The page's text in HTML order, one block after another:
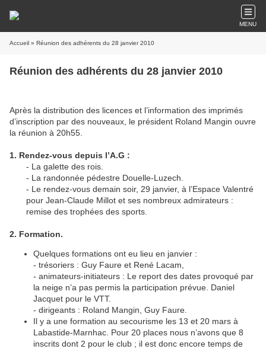
MENU
Accueil » Réunion des adhérents du 28 janvier 2010
Réunion des adhérents du 28 janvier 2010
Après la distribution des licences et l’information des imprimés
d’inscription par des nouveaux, le président Roland Mangin ouvre
la réunion à 20h55.
1. Rendez-vous depuis l’A.G :
- La galette des rois.
- La randonnée pédestre Douelle-Luzech.
- Le rendez-vous demain soir, 29 janvier, à l’Espace Valentré
pour Jean-Claude Millot et ses nombreux admirateurs :
remise des trophées des sports.
2. Formation.
Quelques formations ont eu lieu en janvier :
- trésoriers : Guy Faure et René Lacam,
- animateurs-initiateurs : Le report des dates provoqué par
la neige n’a pas permis la participation prévue. Daniel
Jacquet pour le VTT.
- dirigeants : Roland Mangin, Guy Faure.
Il y a une formation au secourisme les 13 et 20 mars à
Labastide-Marnhac. Pour 20 places nous n’avons que 8
inscrits dont 2 pour le club ; il est donc encore temps de